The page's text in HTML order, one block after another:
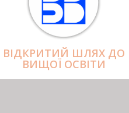
ВІДКРИТИЙ ШЛЯХ ДО
ВИЩОЇ ОСВІТИ